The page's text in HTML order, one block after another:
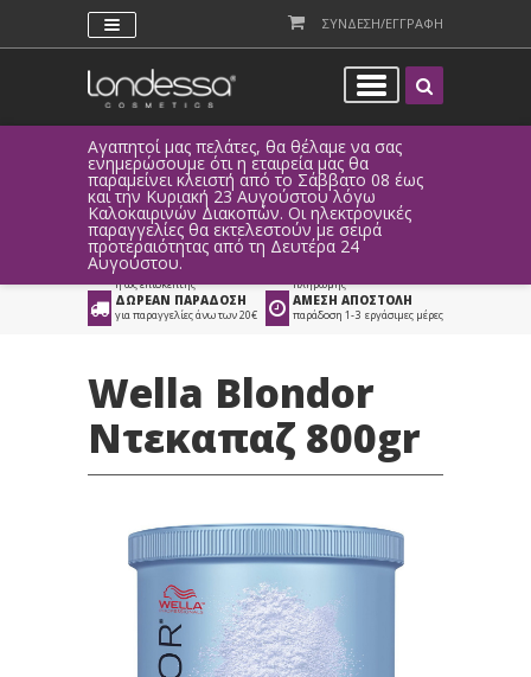
ΣΥΝΔΕΣΗ/ΕΓΓΡΑΦΗ
Αγαπητοί μας πελάτες, θα θέλαμε να σας
ενημερώσουμε ότι η εταιρεία μας θα
παραμείνει κλειστή από το Σάββατο 08 έως
και την Κυριακή 23 Αυγούστου λόγω
Καλοκαιρινών Διακοπών. Οι ηλεκτρονικές
παραγγελίες θα εκτελεστούν με σειρά
προτεραιότητας από τη Δευτέρα 24
Αυγούστου.
Προϊόντα > Μαλλιά
>
Συμπληρωματικά Βαφών
ΑΜΕΣΗ ΣΥΝΔΕΣΗ
Facebook, Gmail
ή ως επισκέπτης
ΕΥΚΟΛΕΣ ΑΓΟΡΕΣ
πληρωμής
ΔΩΡΕΑΝ ΠΑΡΑΔΟΣΗ
για παραγγελίες άνω των 20€
ΑΜΕΣΗ ΑΠΟΣΤΟΛΗ
παράδοση 1-3 εργάσιμες μέρες
Wella Blondor
Ντεκαπαζ 800gr